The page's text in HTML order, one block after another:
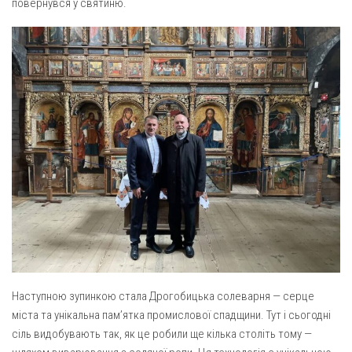
Вознесіння Господнього (м. Кобеляки)
Пророка Іллі (смт. Білики)
Різдва Пресвятої Богородиці (с. Вільховатка)
Св. Апостола Андрія Первозванного (с. Засулля)
Св. Миколая (с. Деменки)
Успіння Пресвятої Богородиці (м. Кременчук)
Успіння Пресвятої Богородиці (м. Лубни)
Парохії Сумської області
Введення в храм Богородиці (м. Суми)
Матері Божої Неустанної Помочі (м. Охтирка)
Монастирі
Свято-Покровський монастир оо Василіян
Свято-Івано-Павлівський монастир сестер Згромадження
повернувся у святиню.
Наступною зупинкою стала Дрогобицька солеварня — серце
міста та унікальна пам’ятка промислової спадщини. Тут і сьогодні
сіль видобувають так, як це робили ще кілька століть тому —